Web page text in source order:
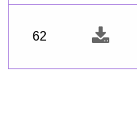
62